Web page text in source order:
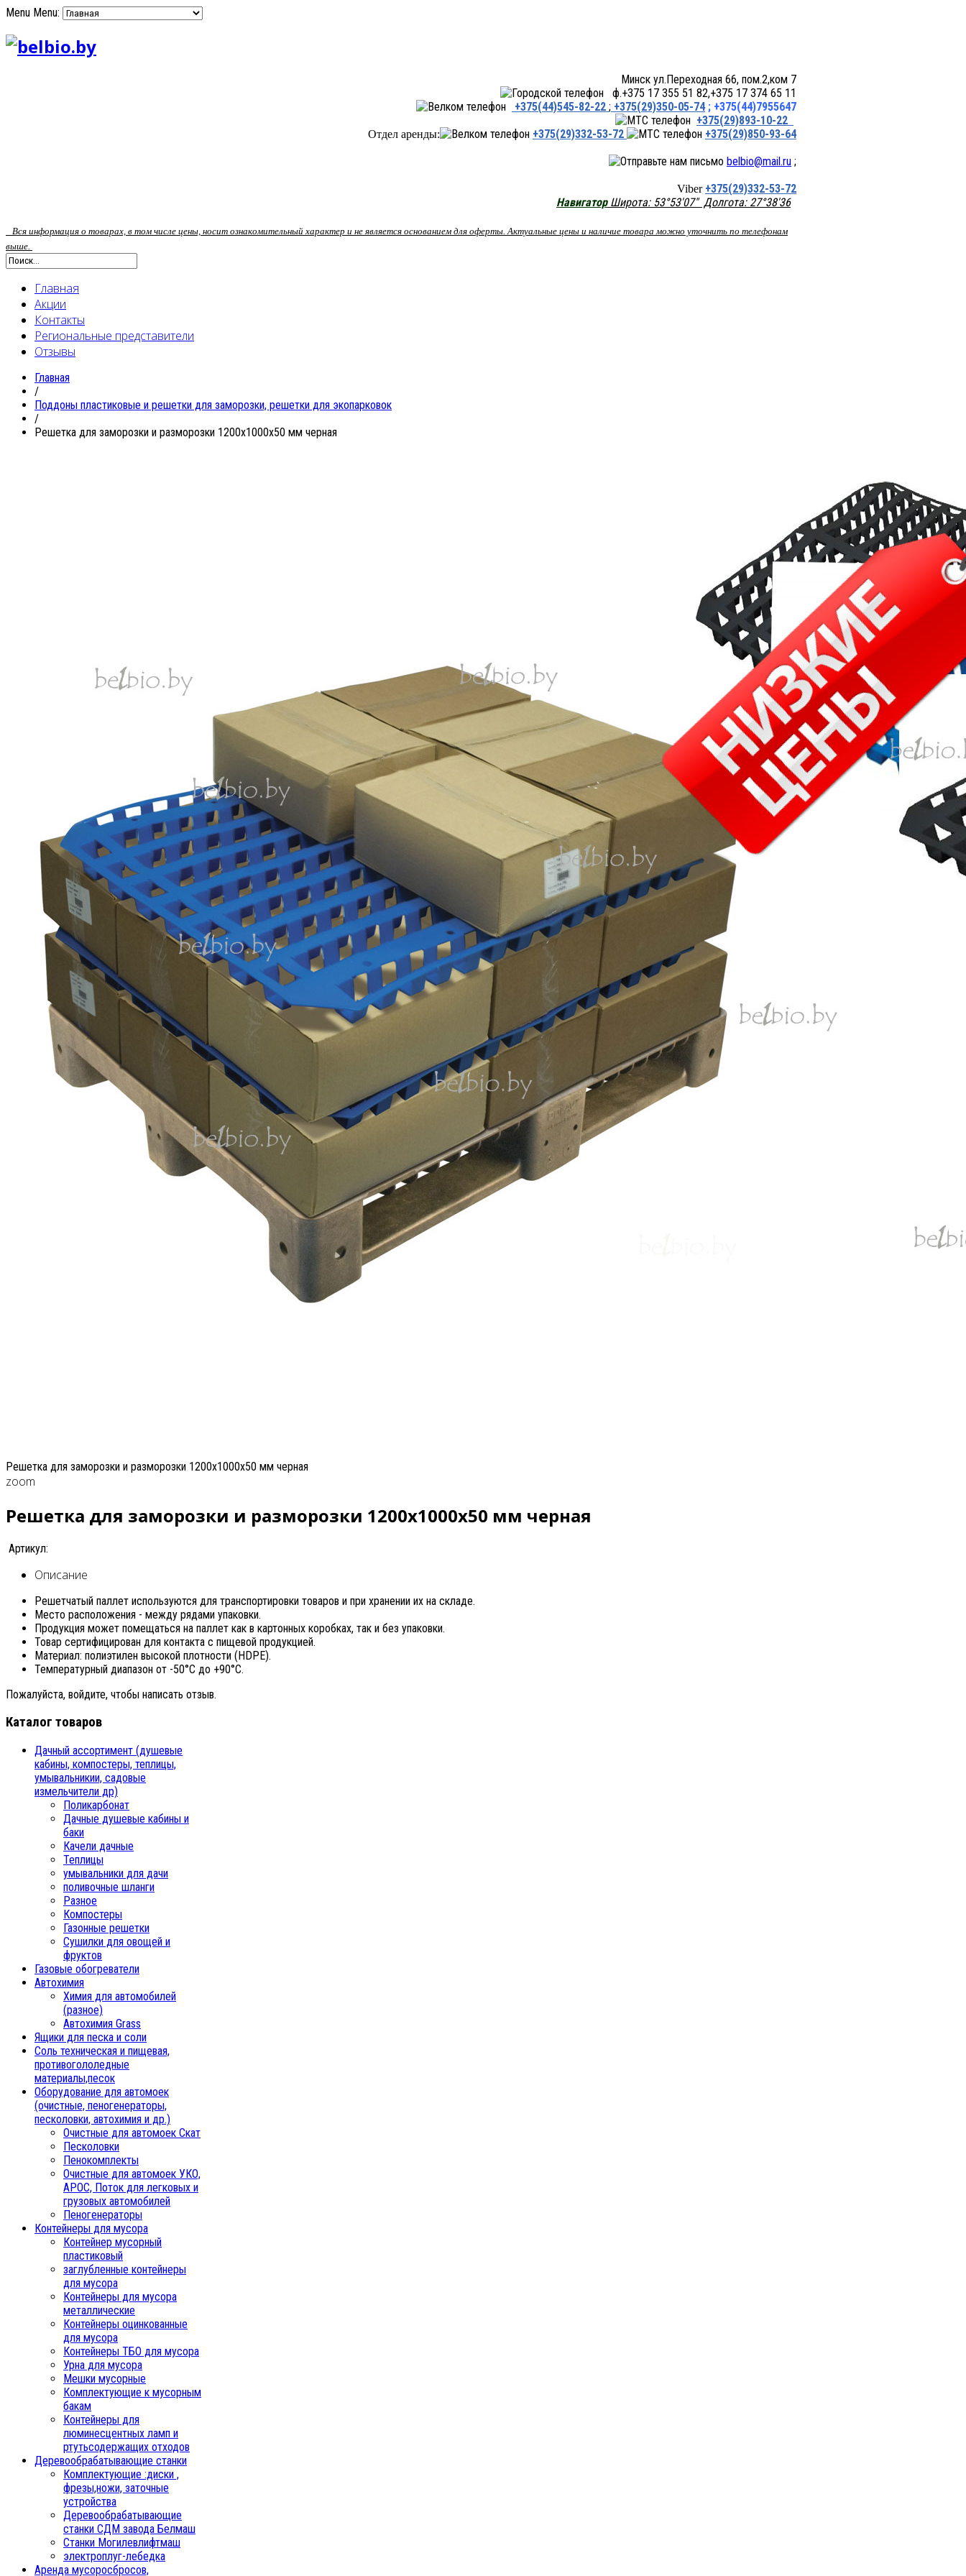
Menu Menu:
Минск ул.Переходная 66, пом.2,ком 7
ф.+375 17 355 51 82,+375 17 374 65 11
+375(44)545-82-22 ; +375(29)350-05-74 ; +375(44)7955647
+375(29)893-10-22
Отдел аренды: +375(29)332-53-72
+375(29)850-93-64
belbio@mail.ru ;
Viber +375(29)332-53-72
НавигаторШирота: 53°53'07" Долгота: 27°38'36
Вся информация о товарах, в том числе цены, носит ознакомительный характер и не является основанием для оферты. Актуальные цены и наличие товара можно уточнить по телефонам
выше.
Главная
Акции
Контакты
Региональные представители
Отзывы
Главная
/
Поддоны пластиковые и решетки для заморозки, решетки для экопарковок
/
Решетка для заморозки и разморозки 1200х1000х50 мм черная
Решетка для заморозки и разморозки 1200х1000х50 мм черная
zoom
Решетка для заморозки и разморозки 1200х1000х50 мм черная
Артикул:
Описание
Решетчатый паллет используются для транспортировки товаров и при хранении их на складе.
Место расположения - между рядами упаковки.
Продукция может помещаться на паллет как в картонных коробках, так и без упаковки.
Товар сертифицирован для контакта с пищевой продукцией.
Материал: полиэтилен высокой плотности (HDPE).
Температурный диапазон от -50°С до +90°С.
Пожалуйста, войдите, чтобы написать отзыв.
Каталог товаров
Дачный ассортимент (душевые
кабины, компостеры, теплицы,
умывальникии, садовые
измельчители др)
Поликарбонат
Дачные душевые кабины и
баки
Качели дачные
Теплицы
умывальники для дачи
поливочные шланги
Разное
Компостеры
Газонные решетки
Сушилки для овощей и
фруктов
Газовые обогреватели
Автохимия
Химия для автомобилей
(разное)
Автохимия Grass
Ящики для песка и соли
Соль техническая и пищевая,
противогололедные
материалы,песок
Oборудование для автомоек
(очистные, пеногенераторы,
песколовки, автохимия и др.)
Очистные для автомоек Скат
Песколовки
Пенокомплекты
Очистные для автомоек УКО,
АРОС, Поток для легковых и
грузовых автомобилей
Пеногенераторы
Контейнеры для мусора
Контейнер мусорный
пластиковый
заглубленные контейнеры
для мусора
Контейнеры для мусора
металлические
Контейнеры оцинкованные
для мусора
Контейнеры ТБО для мусора
Урна для мусора
Мешки мусорные
Комплектующие к мусорным
бакам
Контейнеры для
люминесцентных ламп и
ртутьсодержащих отходов
Деревообрабатывающие станки
Комплектующие :диски ,
фрезы,ножи, заточные
устройства
Деревообрабатывающие
станки СДМ завода Белмаш
Станки Могилевлифтмаш
электроплуг-лебедка
Аренда мусоросбросов,